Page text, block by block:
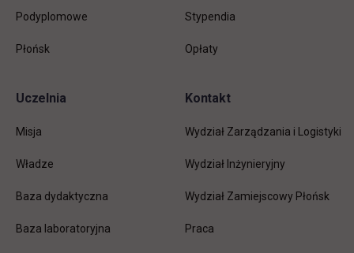
Podyplomowe
Płońsk
Stypendia
Opłaty
Uczelnia
Misja
Władze
Baza dydaktyczna
Baza laboratoryjna
Kontakt
Wydział Zarządzania i Logistyki
Wydział Inżynieryjny
Wydział Zamiejscowy Płońsk
Praca